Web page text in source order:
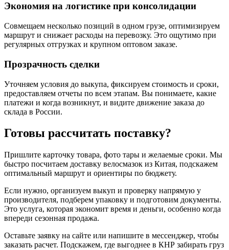
Экономия на логистике при консолидации
Совмещаем несколько позиций в одном грузе, оптимизируем
маршрут и снижает расходы на перевозку. Это ощутимо при
регулярных отгрузках и крупном оптовом заказе.
Прозрачность сделки
Уточняем условия до выкупа, фиксируем стоимость и сроки,
предоставляем отчеты по всем этапам. Вы понимаете, какие
платежи и когда возникнут, и видите движение заказа до
склада в России.
Готовы рассчитать поставку?
Пришлите карточку товара, фото тары и желаемые сроки. Мы
быстро посчитаем доставку велосмазок из Китая, подскажем
оптимальный маршрут и ориентиры по бюджету.
Если нужно, организуем выкуп и проверку напрямую у
производителя, подберем упаковку и подготовим документы.
Это услуга, которая экономит время и деньги, особенно когда
впереди сезонная продажа.
Оставьте заявку на сайте или напишите в мессенджер, чтобы
заказать расчет. Подскажем, где выгоднее в КНР забирать груз